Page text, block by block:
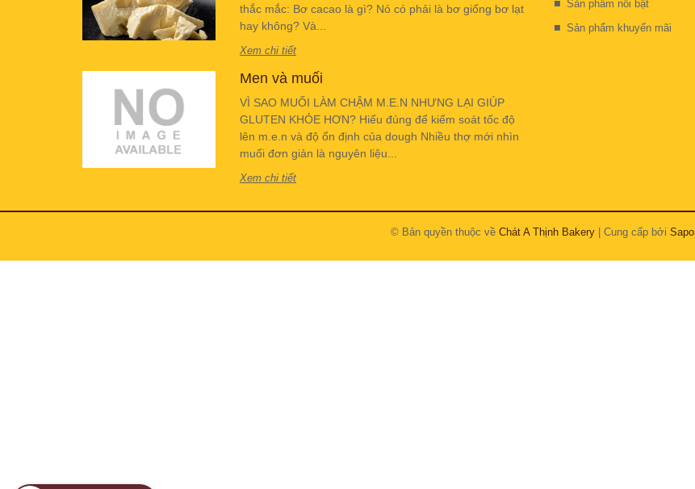
thắc mắc: Bơ cacao là gì? Nó có phải là bơ giống bơ lạt
hay không? Và...
Xem chi tiết
Men và muối
VÌ SAO MUỐI LÀM CHẬM M.E.N NHƯNG LẠI GIÚP
GLUTEN KHỎE HƠN? Hiểu đúng để kiểm soát tốc độ
lên m.e.n và độ ổn định của dough Nhiều thợ mới nhìn
muối đơn giản là nguyên liệu...
Xem chi tiết
Sản phẩm nổi bật
Sản phẩm khuyến mãi
© Bản quyền thuộc về Chát A Thịnh Bakery | Cung cấp bởi Sapo